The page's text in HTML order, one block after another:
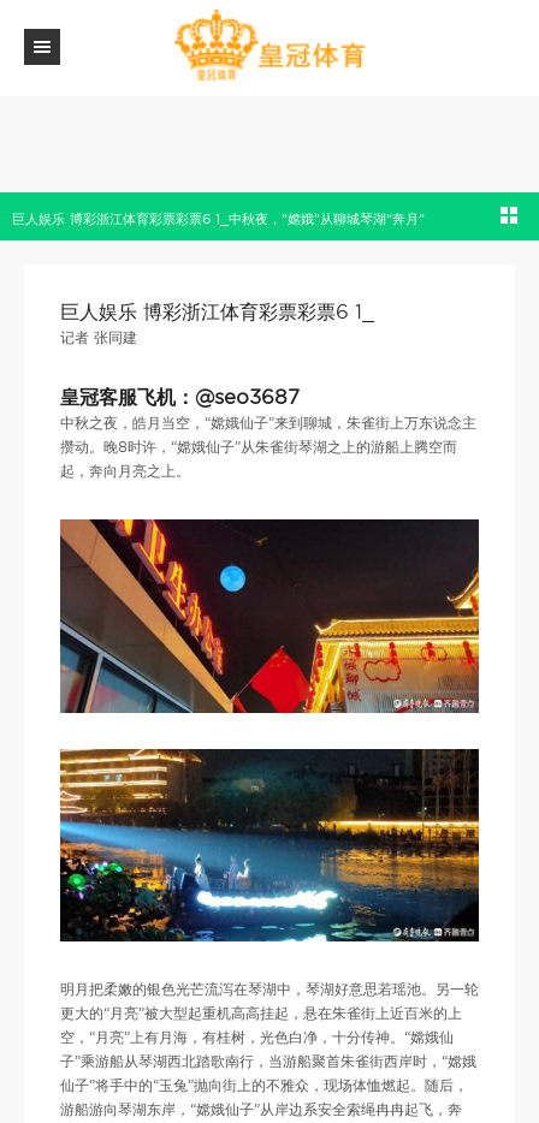
巨人娱乐 博彩浙江体育彩票彩票6 1_中秋夜，“嫦娥”从聊城琴湖“奔月”
巨人娱乐 博彩浙江体育彩票彩票6 1_
记者 张同建
皇冠客服飞机：@seo3687
中秋之夜，皓月当空，“嫦娥仙子”来到聊城，朱雀街上万东说念主
攒动。晚8时许，“嫦娥仙子”从朱雀街琴湖之上的游船上腾空而
起，奔向月亮之上。
明月把柔嫩的银色光芒流泻在琴湖中，琴湖好意思若瑶池。另一轮
更大的“月亮”被大型起重机高高挂起，悬在朱雀街上近百米的上
空，“月亮”上有月海，有桂树，光色白净，十分传神。“嫦娥仙
子”乘游船从琴湖西北踏歌南行，当游船聚首朱雀街西岸时，“嫦娥
仙子”将手中的“玉兔”抛向街上的不雅众，现场体恤燃起。随后，
游船游向琴湖东岸，“嫦娥仙子”从岸边系安全索绳冉冉起飞，奔